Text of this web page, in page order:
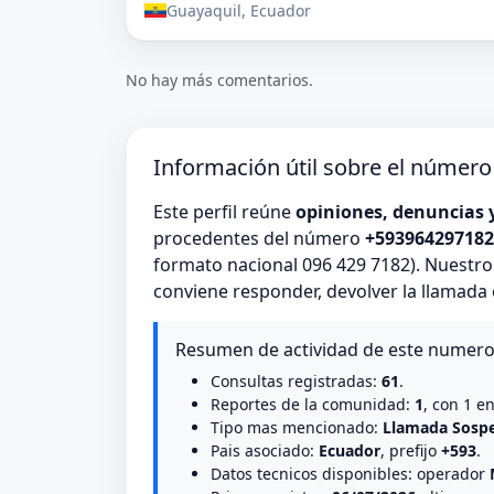
Guayaquil, Ecuador
No hay más comentarios.
Información útil sobre el
Este perfil reúneopiniones, denuncias
procedentes del número +593964297182
formato nacional 096 429 7182).
conviene responder, devolver la
Resumen de actividad de este numero
Consultas registradas: 61.
Reportes de la comunidad: 1, con 1
Tipo mas mencionado: Llamada
Pais asociado: Ecuador, prefijo +593.
Datos tecnicos disponibles: operador